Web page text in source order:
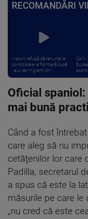
RECOMANDĂRI
Meloni refuză să renunțe la
controalele la frontieră după
valul de migranți din ...
Ca în
Oficial spaniol:
mai bună
Când a fost
care aleg să nu
cetăţenilor lor care
Padilla, secretarul
a spus că este la
măsurile pe care le
„nu cred că este